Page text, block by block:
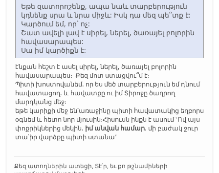
Եթե զատորոշենք, ապա նաև տարբերություն
կդնենք սրա և նրա միջև: Իսկ դա մեզ պե՞տք է:
Կարծում եմ, որ` ոչ:
Շատ ավելի լավ է սիրել, ներել, ծառայել բոլորին
հավասարապես:
Սա իմ կարծիքն է:
էնքան հեշտ է ասել սիրել, ներել, ծառայել բոլորին
հավասարապես։ Քեզ մոտ ստացվու՞մ է։
Պիտի խոստովանեմ. որ ես մեծ տարբերություն եմ դնում
հավատացող. և հավատքը ու իմ Տիրոջը ծաղրող
մարդկանց մեջ։
եթե կարիքի մեջ են՝առաջինը պիտի հավատակից եղբորս
օգնեմ և հետո նոր մյուսին։Հիսուսն ինքն է ասում ՙՈվ այս
փոքրիկներից մեկին. իմ անվան համար. մի բաժակ ջուր
տա՝իր վարձքը պիտի ստանա՚
Քեզ ատողներին ատեցի, Տէ՛ր, եւ քո թշնամիների